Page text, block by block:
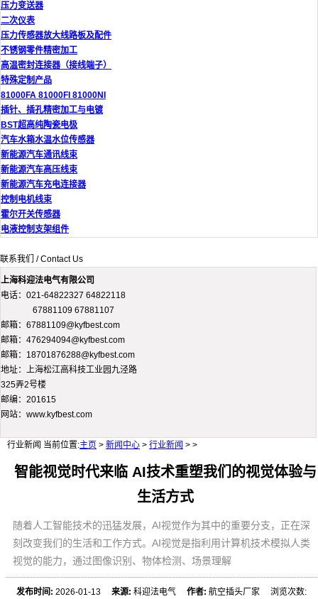
压力变送器
二次仪表
压力传感器放大线路板及配件
不锈钢零件精密加工
高温密封连接器（接线端子）
特殊定制产品
81000FA 81000FI 81000NI
插针、插孔精密加工与电镀
BST超高纯陶瓷电极
汽车水箱水温水位传感器
新能源汽车通讯线束
新能源汽车高压线束
新能源汽车充电连接器
控制电机线束
霍尔开关传感器
电液控制支架组件
联系我们 / Contact Us
上海科迎法电气有限公司
电话：021-64822327 64822118
67881109 67881107
邮箱：67881109@kyfbest.com
邮箱：476294094@kyfbest.com
邮箱：18701876288@kyfbest.com
地址：上海松江高科技工业园九泾路
325弄2号楼
邮编：201615
网站：www.kyfbest.com
行业新闻 当前位置:主页 > 新闻中心 > 行业新闻 > >
智能视觉时代来临 AI技术重塑我们的视觉体验与
生活方式
随着人工智能技术的迅猛发展，AI视觉作为其中的重要分支，正在深
刻改变我们的生活和工作方式。AI视觉是指利用计算机技术模拟人类
视觉的能力，通过图像识别、物体检测、场景理解
发布时间: 2026-01-13来源: 科迎法电气作者: 航空插头厂家 浏览次数: